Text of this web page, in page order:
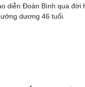
diễn Đoàn Bình qua đời
dương 46 tuổi.